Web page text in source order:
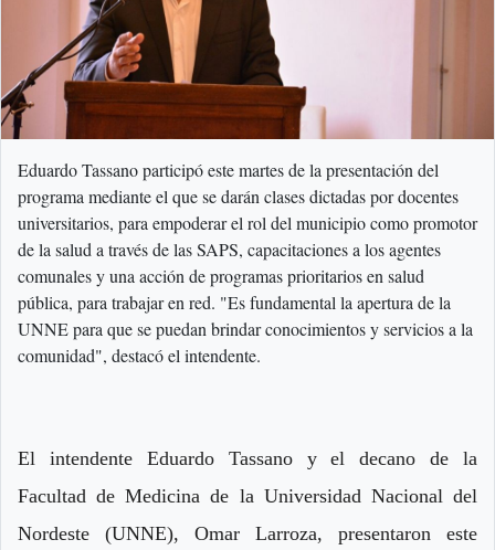
Eduardo Tassano participó este martes de la presentación del
programa mediante el que se darán clases dictadas por docentes
universitarios, para empoderar el rol del municipio como promotor
de la salud a través de las SAPS, capacitaciones a los agentes
comunales y una acción de programas prioritarios en salud
pública, para trabajar en red. "Es fundamental la apertura de la
UNNE para que se puedan brindar conocimientos y servicios a la
comunidad", destacó el intendente.
El intendente Eduardo Tassano y el decano de la
Facultad de Medicina de la Universidad Nacional del
Nordeste (UNNE), Omar Larroza, presentaron este